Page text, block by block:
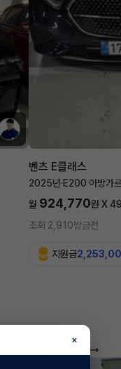
벤츠 E클래스
2025년·E200 아방가
월 924,770원 X
조회 2,910방금전
지원금
×